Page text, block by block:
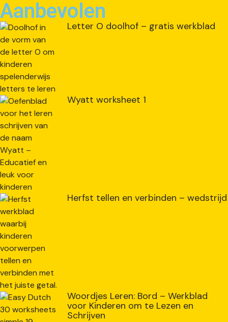
Aanbevolen
Letter O doolhof – gratis werkblad
Wyatt worksheet 1
Herfst tellen en verbinden – wedstrijd
Woordjes Leren: Bord – Werkblad
voor Kinderen om te Lezen en
Schrijven